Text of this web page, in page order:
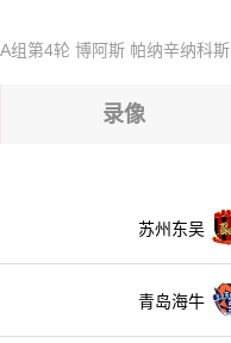
墨尔本港VS布伦瑞克城
墨尔本港VS布伦瑞克城
墨尔本港VS布伦瑞克城
墨尔本港VS布伦瑞克城
墨尔本港VS布伦瑞克城
组第4轮 博阿斯 帕纳辛纳科斯
录像
苏州东吴
青岛海牛